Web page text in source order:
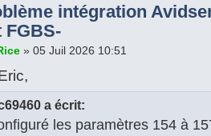
intégration
FGBS-
» 05 Juil 2026 10:51
a écrit:
les paramètres 154 à